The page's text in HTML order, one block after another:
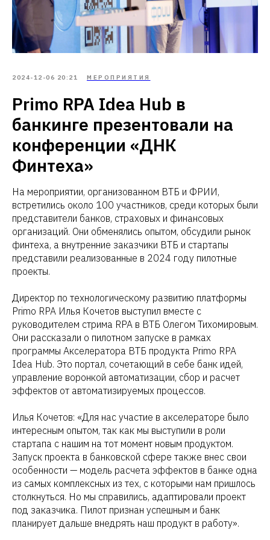
2024-12-06 20:21 МЕРОПРИЯТИЯ
Primo RPA Idea Hub в
банкинге презентовали на
конференции «ДНК
Финтеха»
На мероприятии, организованном ВТБ и ФРИИ,
встретились около 100 участников, среди которых были
представители банков, страховых и финансовых
организаций. Они обменялись опытом, обсудили рынок
финтеха, а внутренние заказчики ВТБ и стартапы
представили реализованные в 2024 году пилотные
проекты.
Директор по технологическому развитию платформы
Primo RPA Илья Кочетов выступил вместе с
руководителем стрима RPA в ВТБ Олегом Тихомировым.
Они рассказали о пилотном запуске в рамках
программы Акселератора ВТБ продукта Primo RPA
Idea Hub. Это портал, сочетающий в себе банк идей,
управление воронкой автоматизации, сбор и расчет
эффектов от автоматизируемых процессов.
Илья Кочетов: «Для нас участие в акселераторе было
интересным опытом, так как мы выступили в роли
стартапа с нашим на тот момент новым продуктом.
Запуск проекта в банковской сфере также внес свои
особенности — модель расчета эффектов в банке одна
из самых комплексных из тех, с которыми нам пришлось
столкнуться. Но мы справились, адаптировали проект
под заказчика. Пилот признан успешным и банк
планирует дальше внедрять наш продукт в работу».